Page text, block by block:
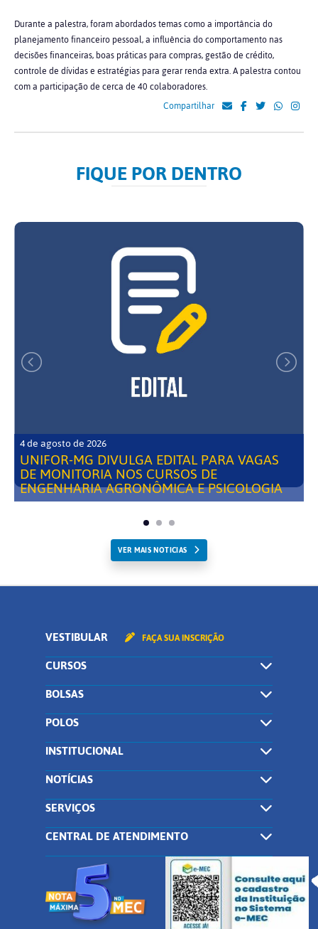
Durante a palestra, foram abordados temas como a importância do
planejamento financeiro pessoal, a influência do comportamento nas
decisões financeiras, boas práticas para compras, gestão de crédito,
controle de dívidas e estratégias para gerar renda extra. A palestra contou
com a participação de cerca de 40 colaboradores.
Compartilhar
FIQUE POR DENTRO
4 de agosto de 2026
UNIFOR-MG DIVULGA EDITAL PARA VAGAS
DE MONITORIA NOS CURSOS DE
ENGENHARIA AGRONÔMICA E PSICOLOGIA
VER MAIS NOTICIAS
VESTIBULAR FAÇA SUA INSCRIÇÃO
CURSOS
BOLSAS
POLOS
INSTITUCIONAL
NOTÍCIAS
SERVIÇOS
CENTRAL DE ATENDIMENTO